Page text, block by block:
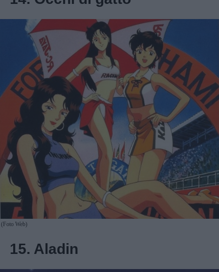
(Foto Web)
15. Aladin